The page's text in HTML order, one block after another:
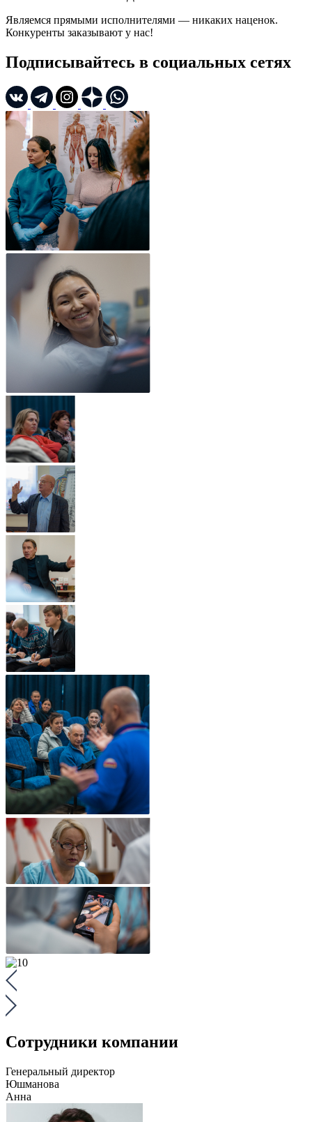
Являемся прямыми исполнителями — никаких наценок.
Конкуренты заказывают у нас!
Подписывайтесь в социальных сетях
Сотрудники компании
Генеральный директор
Юшманова
Анна